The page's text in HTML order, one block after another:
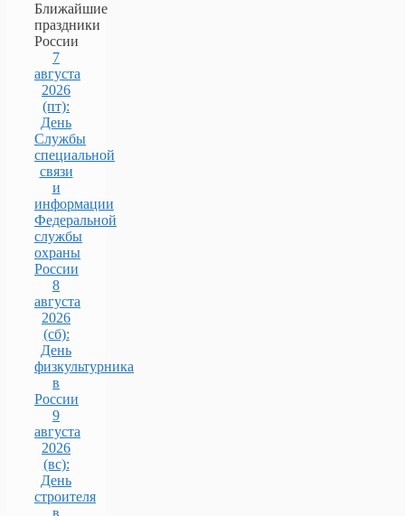
Ближайшие
праздники
России
7
августа
2026
(пт):
День
Службы
специальной
связи
и
информации
Федеральной
службы
охраны
России
8
августа
2026
(сб):
День
физкультурника
в
России
9
августа
2026
(вс):
День
строителя
в